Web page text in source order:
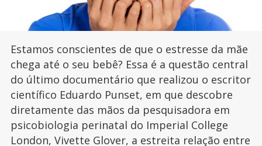
Estamos conscientes de que o estresse da mãe
chega até o seu bebê? Essa é a questão central
do último documentário que realizou o escritor
científico Eduardo Punset, em que descobre
diretamente das mãos da pesquisadora em
psicobiologia perinatal do Imperial College
London, Vivette Glover, a estreita relação entre